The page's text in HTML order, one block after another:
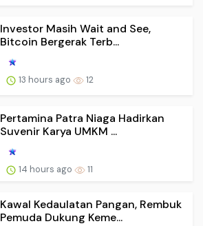
Investor Masih Wait and See,
Bitcoin Bergerak Terb...
13 hours ago 12
Pertamina Patra Niaga Hadirkan
Suvenir Karya UMKM ...
14 hours ago 11
Kawal Kedaulatan Pangan, Rembuk
Pemuda Dukung Keme...